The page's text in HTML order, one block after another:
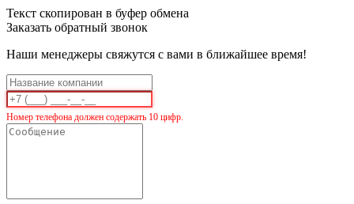
Текст скопирован в буфер обмена
Заказать обратный звонок
Наши менеджеры свяжутся с вами в ближайшее время!
Номер телефона должен содержать 10 цифр.